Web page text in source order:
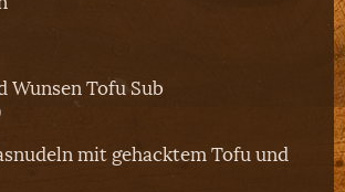
Wunsen Tofu Sub
mit gehacktem Tofu und